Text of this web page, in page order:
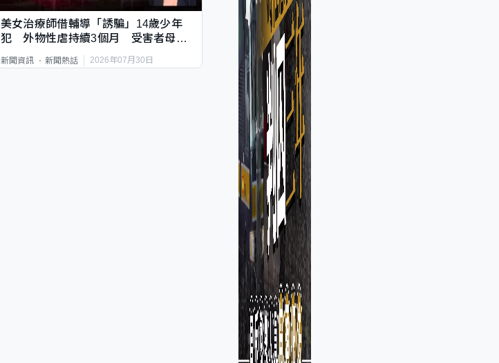
美女治療師借輔導「誘騙」14歲少年
犯 外物性虐持續3個月 受害者母：
新聞資訊 新聞熱話 2026年07月30日